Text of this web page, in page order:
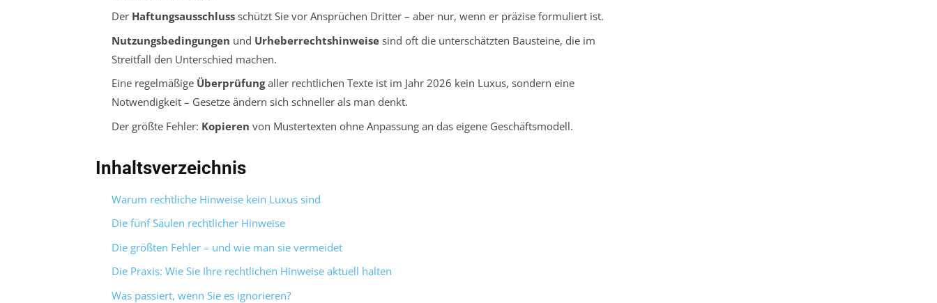
Der Haftungsausschlussschützt Sie vor Ansprüchen Dritter – aber nur, wenn er präzise formuliert ist.
Nutzungsbedingungen und Urheberrechtshinweisesind oft die unterschätzten Bausteine, die im
Streitfall den Unterschied machen.
Eine regelmäßige Überprüfungaller rechtlichen Texte ist im Jahr 2026 kein Luxus, sondern eine
Notwendigkeit – Gesetze ändern sich schneller als man denkt.
Der größte Fehler: Kopieren von Mustertexten ohne Anpassung an das eigene Geschäftsmodell.
Inhaltsverzeichnis
Warum rechtliche Hinweise kein Luxus sind
Die fünf Säulen rechtlicher Hinweise
Die größten Fehler – und wie man sie vermeidet
Die Praxis: Wie Sie Ihre rechtlichen Hinweise aktuell halten
Was passiert, wenn Sie es ignorieren?